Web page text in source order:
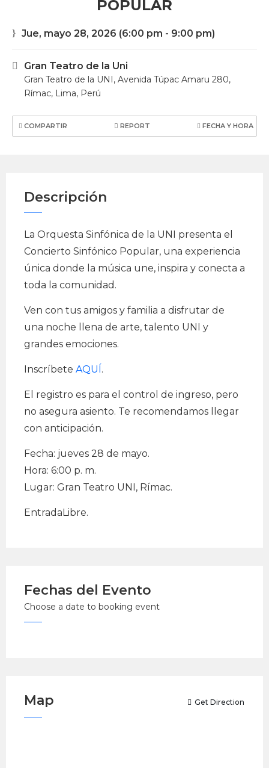
POPULAR
Jue, mayo 28, 2026 (6:00 pm - 9:00 pm)
Gran Teatro de la Uni
Gran Teatro de la UNI, Avenida Túpac Amaru 280,
Rímac, Lima, Perú
COMPARTIR REPORT FECHA Y HORA
Descripción
La Orquesta Sinfónica de la UNI presenta el
Concierto Sinfónico Popular, una experiencia
única donde la música une, inspira y conecta a
toda la comunidad.
Ven con tus amigos y familia a disfrutar de
una noche llena de arte, talento UNI y
grandes emociones.
Inscríbete AQUÍ.
El registro es para el control de ingreso, pero
no asegura asiento. Te recomendamos llegar
con anticipación.
Fecha: jueves 28 de mayo.
Hora: 6:00 p. m.
Lugar: Gran Teatro UNI, Rímac.
EntradaLibre.
Fechas del Evento
Choose a date to booking event
Map Get Direction